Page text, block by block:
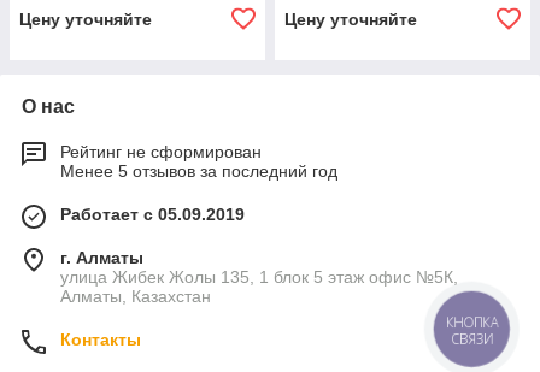
Цену уточняйте Цену уточняйте
О нас
Рейтинг не сформирован
Менее 5 отзывов за последний год
Работает с 05.09.2019
г. Алматы
улица Жибек Жолы 135, 1 блок 5 этаж офис №5К,
Алматы, Казахстан
Контакты
КНОПКА
СВЯЗИ